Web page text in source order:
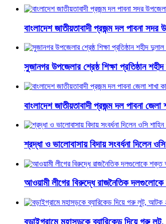
বাংলাদেশ জাতীয়তাবাদী প্রজন্ম দল পাবনা
সুজানগর উপজেলার শ্রেষ্ঠ শিক্ষা প্রতিষ্ঠান
বাংলাদেশ জাতীয়তাবাদী প্রজন্ম দল পাবনা
শ্রদ্ধা ও ভালোবাসায় বিদায় সংবর্ধনা দিলেন
আওয়ামী লীগের বিরুদ্ধে রাজনৈতিক
বড়াইগ্রামে মহাসড়কে ব্যারিকেড দিয়ে গরু